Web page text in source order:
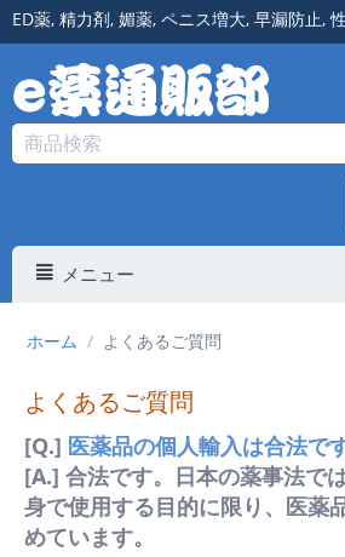
ED薬, 精力剤, 媚薬, ペニス増大, 早漏防止,
メニュー
ホーム / よくあるご質問
よくあるご質問
[Q.] 医薬品の個人輸入は合法で
[A.] 合法です。日本の薬事法で
身で使用する目的に限り、医薬
めています。